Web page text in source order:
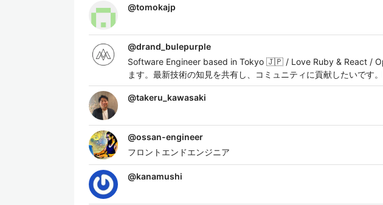
@tomokajp
@drand_bulepurple
Software Engineer based in Tokyo 🇯🇵 / Love Ruby & React /
ます。最新技術の知見を共有し、コミュニティに貢献したいです
@takeru_kawasaki
@ossan-engineer
フロントエンドエンジニア
@kanamushi